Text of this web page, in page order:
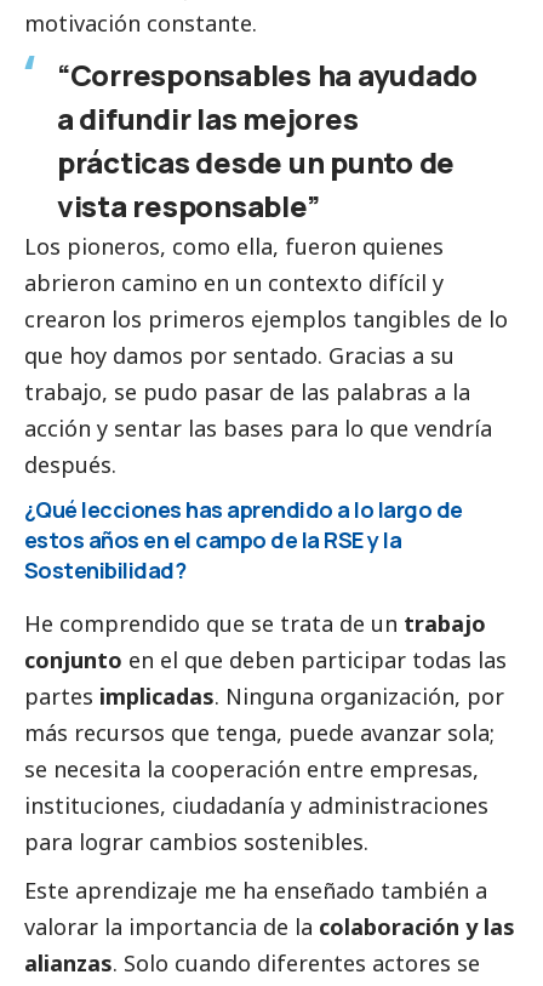
motivación constante.
“Corresponsables ha ayudado
a difundir las mejores
prácticas desde un punto de
vista responsable”
Los pioneros, como ella, fueron quienes
abrieron camino en un contexto difícil y
crearon los primeros ejemplos tangibles de lo
que hoy damos por sentado. Gracias a su
trabajo, se pudo pasar de las palabras a la
acción y sentar las bases para lo que vendría
después.
¿Qué lecciones has aprendido a lo largo de
estos años en el campo de la RSE y la
Sostenibilidad?
He comprendido que se trata de un trabajo
conjunto en el que deben participar todas las
partes implicadas. Ninguna organización, por
más recursos que tenga, puede avanzar sola;
se necesita la cooperación entre empresas,
instituciones, ciudadanía y administraciones
para lograr cambios sostenibles.
Este aprendizaje me ha enseñado también a
valorar la importancia de la colaboración y las
alianzas. Solo cuando diferentes actores se